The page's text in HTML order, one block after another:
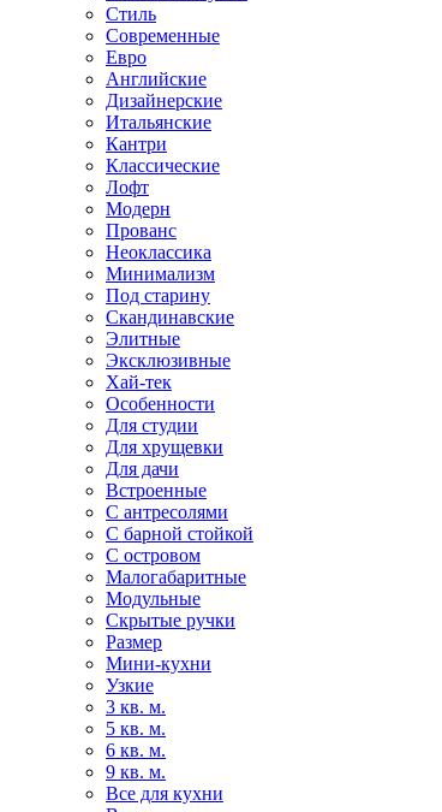
Стиль
Современные
Евро
Английские
Дизайнерские
Итальянские
Кантри
Классические
Лофт
Модерн
Прованс
Неоклассика
Минимализм
Под старину
Скандинавские
Элитные
Эксклюзивные
Хай-тек
Особенности
Для студии
Для хрущевки
Для дачи
Встроенные
С антресолями
С барной стойкой
С островом
Малогабаритные
Модульные
Скрытые ручки
Размер
Мини-кухни
Узкие
3 кв. м.
5 кв. м.
6 кв. м.
9 кв. м.
Все для кухни